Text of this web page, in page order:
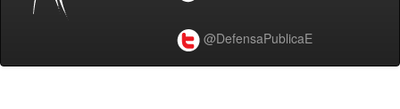
@DefensaPublicaE